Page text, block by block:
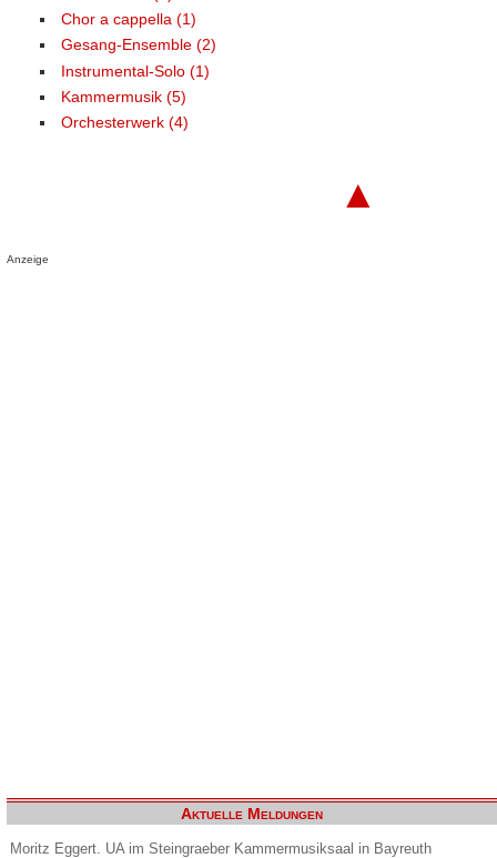
Chor a cappella (1)
Gesang-Ensemble (2)
Instrumental-Solo (1)
Kammermusik (5)
Orchesterwerk (4)
▲
Anzeige
Aktuelle Meldungen
Moritz Eggert. UA im Steingraeber Kammermusiksaal in Bayreuth